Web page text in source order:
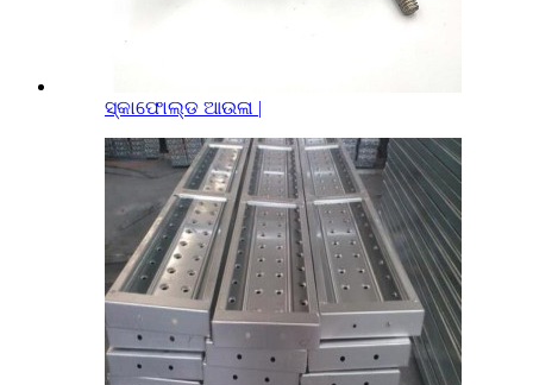
ସ୍କାଫୋଲ୍ଡ ଆଉଳା |